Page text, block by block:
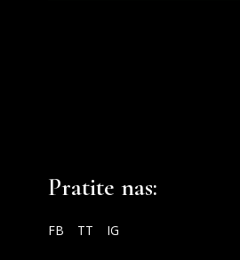
Pratite nas:
FB TT IG